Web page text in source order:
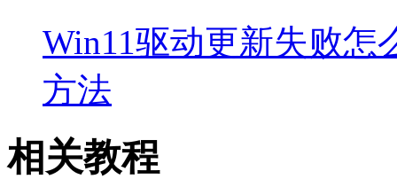
Win11驱动更新失败怎
方法
相关教程